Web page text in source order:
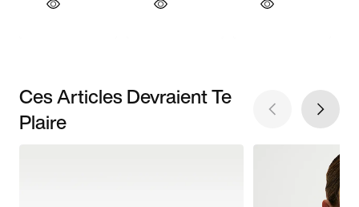
Ces Articles Devraient Te
Plaire